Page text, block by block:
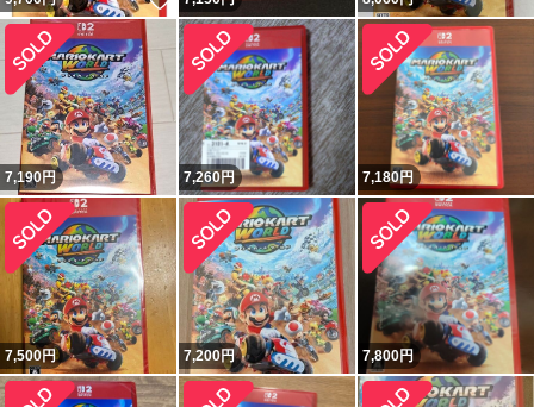
7,190円 7,260円 7,180円
7,500円 7,200円 7,800円